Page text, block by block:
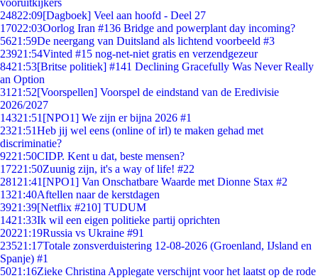
vooruitkijkers
24822:09[Dagboek] Veel aan hoofd - Deel 27
17022:03Oorlog Iran #136 Bridge and powerplant day incoming?
5621:59De neergang van Duitsland als lichtend voorbeeld #3
23921:54Vinted #15 nog-net-niet gratis en verzendgezeur
8421:53[Britse politiek] #141 Declining Gracefully Was Never Really
an Option
31 21:52[Voorspellen] Voorspel de eindstand van de Eredivisie
2026/2027
14321:51 [NPO1] We zijn er bijna 2026 #1
2321:51Heb jij wel eens (online of irl) te maken gehad met
discriminatie?
9221:50CIDP. Kent u dat, beste mensen?
17221:50Zuunig zijn, it's a way of life! #22
281 21:41 [NPO1] Van Onschatbare Waarde met Dionne Stax #2
1321:40Aftellen naar de kerstdagen
3921:39[Netflix #210] TUDUM
1421:33Ik wil een eigen politieke partij oprichten
20221:19Russia vs Ukraine #91
23521:17Totale zonsverduistering 12-08-2026 (Groenland, IJsland en
Spanje) #1
5021:16Zieke Christina Applegate verschijnt voor het laatst op de rode